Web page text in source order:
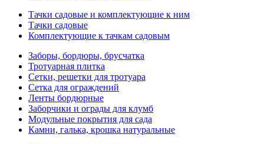
Тачки садовые и комплектующие к ним
Тачки садовые
Комплектующие к тачкам садовым
Заборы, бордюры, брусчатка
Тротуарная плитка
Сетки, решетки для тротуара
Сетка для ограждений
Ленты бордюрные
Заборчики и ограды для клумб
Модульные покрытия для сада
Камни, галька, крошка натуральные